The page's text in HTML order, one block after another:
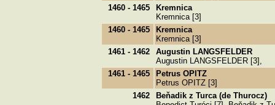
1460 - 1465
Kremnica
Kremnica [3]
1460 - 1465
Kremnica
Kremnica [3]
1461 - 1462
Augustin LANGSFELDER
Augustin LANGSFELDER [3],
1461 - 1465
Petrus OPITZ
Petrus OPITZ [3]
1462
Beňadik z Turca (de Thurocz)